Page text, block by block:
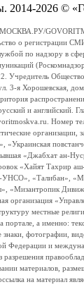
2014-2026 ©
о регистрации
по надзору в
Учредитель
3-я Хорошевская,
и английский.
Номер
организации,
«Украинская
«Джабхат ан-
«Хайят Тахрир
«Талибан»,
«Мизантропик
организация
местные
а именно:
знаки, фотографии,
Федерации и
разрешения
материалов,
на материал